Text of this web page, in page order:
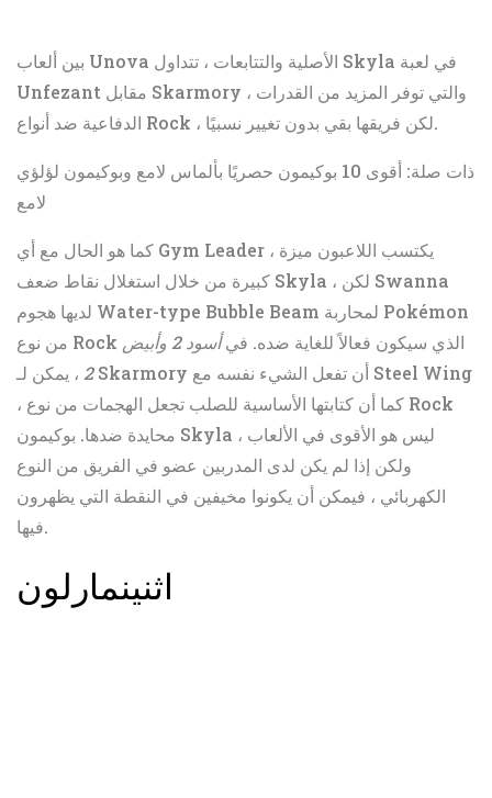
بين ألعاب Unova الأصلية والتتابعات ، تتداول Skyla في لعبة
Unfezant مقابل Skarmory ، والتي توفر المزيد من القدرات
الدفاعية ضد أنواع Rock ، لكن فريقها بقي بدون تغيير نسبيًا.
ذات صلة: أقوى 10 بوكيمون حصريًا بألماس لامع وبوكيمون لؤلؤي
لامع
كما هو الحال مع أي Gym Leader ، يكتسب اللاعبون ميزة
كبيرة من خلال استغلال نقاط ضعف Skyla ، لكن Swanna
لديها هجوم Water-type Bubble Beam لمحاربة Pokémon
من نوع Rock الذي سيكون فعالاً للغاية ضده. في
أسود 2 وأبيض
2 ، يمكن لـ Skarmory أن تفعل الشيء نفسه مع Steel Wing
، كما أن كتابتها الأساسية للصلب تجعل الهجمات من نوع Rock
محايدة ضدها. بوكيمون Skyla ليس هو الأقوى في الألعاب ،
ولكن إذا لم يكن لدى المدربين عضو في الفريق من النوع
الكهربائي ، فيمكن أن يكونوا مخيفين في النقطة التي يظهرون
فيها.
اثنينمارلون